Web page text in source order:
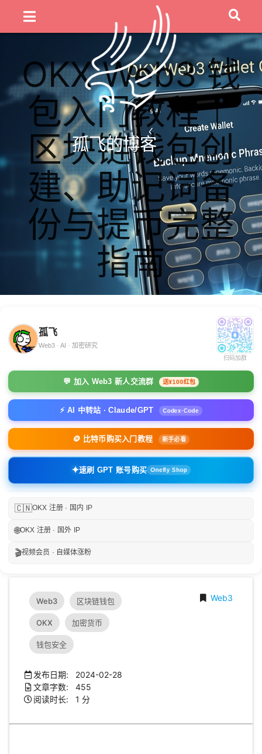
孤飞的博客
OKX Web3 钱
包入门教程｜
区块链钱包创
建、助记词备
份与提币完整
指南
孤飞
Web3 · AI · 加密研究
扫码加群
💬 加入 Web3 新人交流群 送¥100红包
⚡ AI 中转站 · Claude/GPT Codex·Code
🪙 比特币购买入门教程 新手必看
✦速刷 GPT 账号购买 Onefly Shop
🇨🇳OKX 注册 · 国内 IP
🌐OKX 注册 · 国外 IP
🎬视频会员 · 自媒体涨粉
Web3 区块链钱包
OKX 加密货币
钱包安全
Web3
发布日期: 2024-02-28
文章字数: 455
阅读时长: 1 分